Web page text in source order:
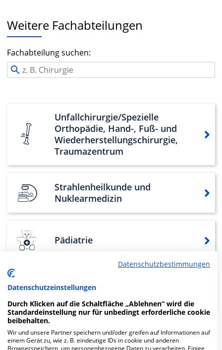
Weitere Fachabteilungen
Fachabteilung suchen:
Unfallchirurgie/Spezielle
Orthopädie, Hand-, Fuß- und
Wiederherstellungschirurgie,
Traumazentrum
Strahlenheilkunde und
Nuklearmedizin
Pädiatrie
Orthopädie und Unfallchirurgie,
Endoprothesenzentrum
WeitereFachabteilungen 10
Datenschutzbestimmungen
Datenschutzeinstellungen
Durch Klicken auf die Schaltfläche „Ablehnen“ wird die
Standardeinstellung nur für unbedingt erforderliche cookie
beibehalten.
Wir und unsere Partner speichern und/oder greifen auf Informationen auf
einem Gerät zu, wie z. B. eindeutige IDs in cookie und anderen
Browserspeichern, um personenbezogene Daten zu verarbeiten. Einige